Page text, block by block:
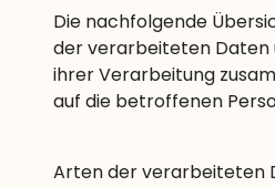
Die nachfolgende
der verarbeiteten Daten
ihrer Verarbeitung
auf die betroffenen
Arten der verarbeiteten